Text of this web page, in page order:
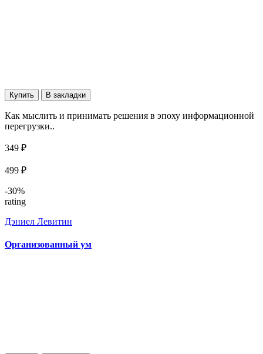
Купить В закладки
Как мыслить и принимать решения в эпоху информационной
перегрузки..
349 ₽
499 ₽
-30%
rating
Дэниел Левитин
Организованный ум